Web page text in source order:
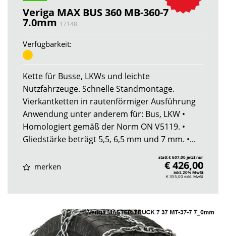
Veriga MAX BUS 360 MB-360-7
7.0mm 17148
Verfügbarkeit:
Kette für Busse, LKWs und leichte
Nutzfahrzeuge. Schnelle Standmontage.
Vierkantketten in rautenförmiger Ausführung
Anwendung unter anderem für: Bus, LKW •
Homologiert gemäß der Norm ON V5119. •
Gliedstärke beträgt 5,5, 6,5 mm und 7 mm. •...
merken
statt € 607,00 jetzt nur
€ 426,00
inkl. 20% MwSt
€ 355,00exkl. MwSt